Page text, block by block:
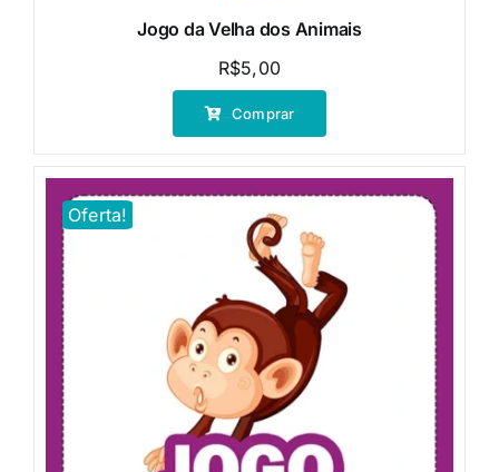
Jogo da Velha dos Animais
R$5,00
Comprar
Oferta!